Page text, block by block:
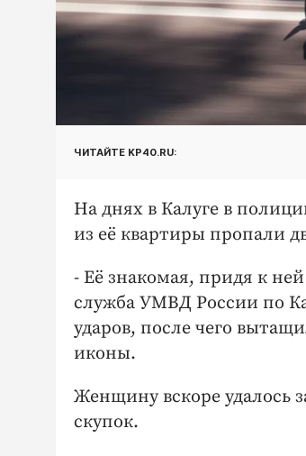
ЧИТАЙТЕ KP40.RU:
На днях в Калуге в
из её квартиры пропали
- Её знакомая, придя к
служба УМВД России по
ударов, после чего
иконы.
Женщину вскоре удалось
скупок.